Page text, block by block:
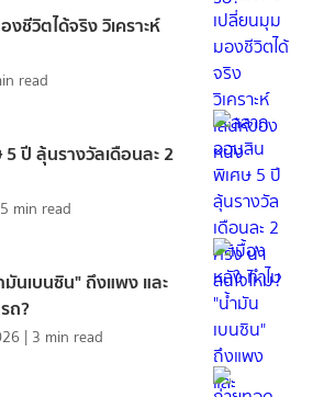
ชีวิตได้จริง วิเคราะห์
read
ปี ลุ้นรางวัลเดือนละ 2
5 min read
นเบนซิน" ถึงแพง และ
ถ?
| 3 min read